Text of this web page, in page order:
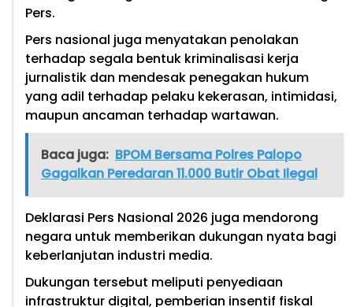
Pers.
Pers nasional juga menyatakan penolakan
terhadap segala bentuk kriminalisasi kerja
jurnalistik dan mendesak penegakan hukum
yang adil terhadap pelaku kekerasan, intimidasi,
maupun ancaman terhadap wartawan.
Baca juga: BPOM Bersama Polres Palopo
Gagalkan Peredaran 11.000 Butir Obat Ilegal
Deklarasi Pers Nasional 2026 juga mendorong
negara untuk memberikan dukungan nyata bagi
keberlanjutan industri media.
Dukungan tersebut meliputi penyediaan
infrastruktur digital, pemberian insentif fiskal